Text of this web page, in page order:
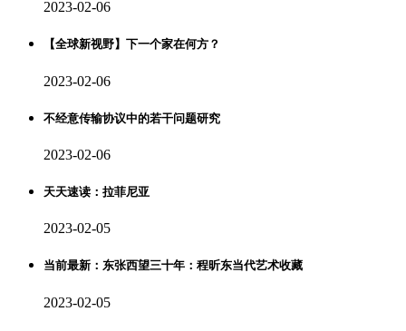
2023-02-06
【全球新视野】下一个家在何方？
2023-02-06
不经意传输协议中的若干问题研究
2023-02-06
天天速读：拉菲尼亚
2023-02-05
当前最新：东张西望三十年：程昕东当代艺术收藏
2023-02-05